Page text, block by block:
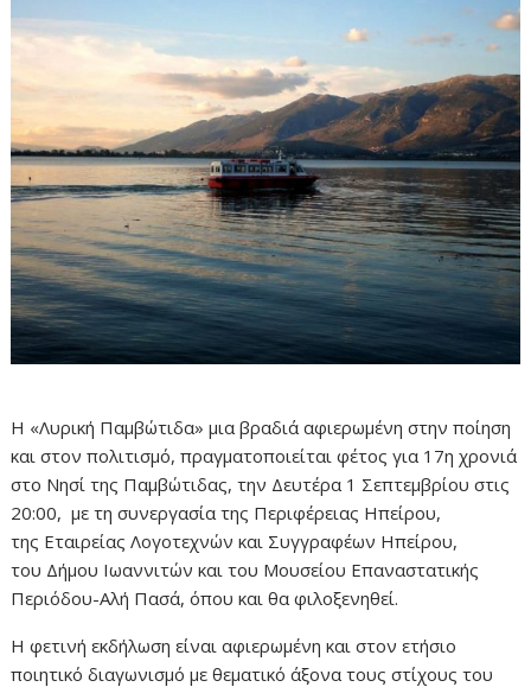
Η «Λυρική Παμβώτιδα» μια βραδιά αφιερωμένη στην ποίηση
και στον πολιτισμό, πραγματοποιείται φέτος για 17η χρονιά
στο Νησί της Παμβώτιδας, την Δευτέρα 1 Σεπτεμβρίου στις
20:00, με τη συνεργασία της Περιφέρειας Ηπείρου,
της Εταιρείας Λογοτεχνών και Συγγραφέων Ηπείρου,
του Δήμου Ιωαννιτών και του Μουσείου Επαναστατικής
Περιόδου-Αλή Πασά, όπου και θα φιλοξενηθεί.
Η φετινή εκδήλωση είναι αφιερωμένη και στον ετήσιο
ποιητικό διαγωνισμό με θεματικό άξονα τους στίχους του